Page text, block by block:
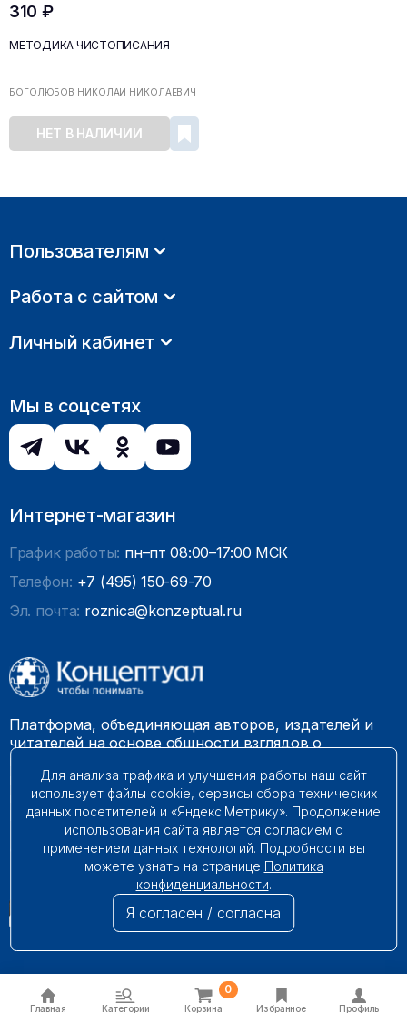
Главная Категории
0
Корзина Избранное Профиль
310 ₽
МЕТОДИКА ЧИСТОПИСАНИЯ
БОГОЛЮБОВ НИКОЛАЙ НИКОЛАЕВИЧ
НЕТ В НАЛИЧИИ
Пользователям
Работа с сайтом
Личный кабинет
Мы в соцсетях
Интернет-магазин
График работы: пн–пт 08:00–17:00 МСК
Телефон: +7 (495) 150-69-70
Эл. почта: roznica@konzeptual.ru
Платформа, объединяющая авторов, издателей и
читателей на основе общности взглядов о
гармоничного мироустройства. Наши книги можно
встретить на многих книготорговых площадках
России.
© 2009 – 2026. Все права защищены.
Для анализа трафика и улучшения работы наш сайт
использует файлы cookie, сервисы сбора технических
данных посетителей и «Яндекс.Метрику». Продолжение
использования сайта является согласием с
применением данных технологий. Подробности вы
можете узнать на странице Политика
конфиденциальности.
Я согласен / согласна